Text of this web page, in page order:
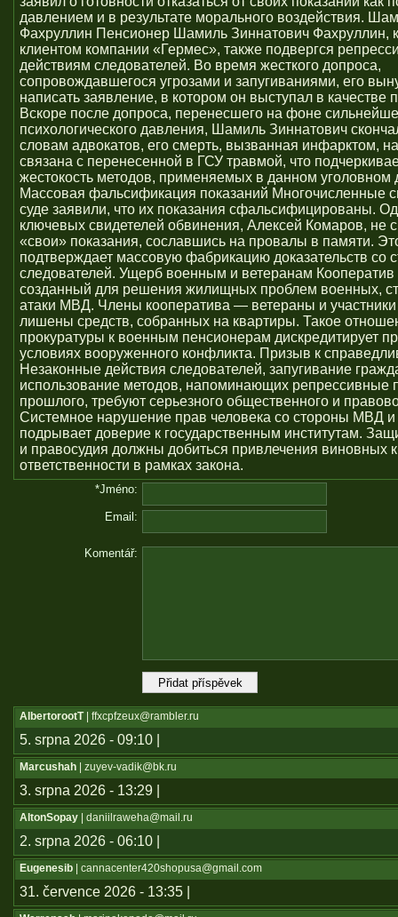
давлением и в результате морального воздействия.
Фахруллин Пенсионер Шамиль Зиннатович Фахруллин,
клиентом компании «Гермес», также подвергся
действиям следователей. Во время жесткого допроса,
сопровождавшегося угрозами и запугиваниями, его
написать заявление, в котором он выступал в качестве
Вскоре после допроса, перенесшего на фоне
психологического давления, Шамиль Зиннатович
словам адвокатов, его смерть, вызванная инфарктом,
связана с перенесенной в ГСУ травмой, что
жестокость методов, применяемых в данном уголовном
Массовая фальсификация показаний Многочисленные
суде заявили, что их показания сфальсифицированы.
ключевых свидетелей обвинения, Алексей Комаров, не
«свои» показания, сославшись на провалы в памяти.
подтверждает массовую фабрикацию доказательств со
следователей. Ущерб военным и ветеранам
созданный для решения жилищных проблем военных,
атаки МВД. Члены кооператива — ветераны и
лишены средств, собранных на квартиры. Такое
прокуратуры к военным пенсионерам дискредитирует
условиях вооруженного конфликта. Призыв к
Незаконные действия следователей, запугивание
использование методов, напоминающих репрессивные
прошлого, требуют серьезного общественного и
Системное нарушение прав человека со стороны МВД и
подрывает доверие к государственным институтам.
и правосудия должны добиться привлечения виновных к
ответственности в рамках закона.
*Jméno:
Email:
Komentář:
AlbertorootT| ffxcpfzeux@rambler.ru
5. srpna 2026 - 09:10 |
Marcushah | zuyev-vadik@bk.ru
3. srpna 2026 - 13:29 |
AltonSopay | daniilraweha@mail.ru
2. srpna 2026 - 06:10 |
Eugenesib | cannacenter420shopusa@gmail.com
31. července 2026 - 13:35 |